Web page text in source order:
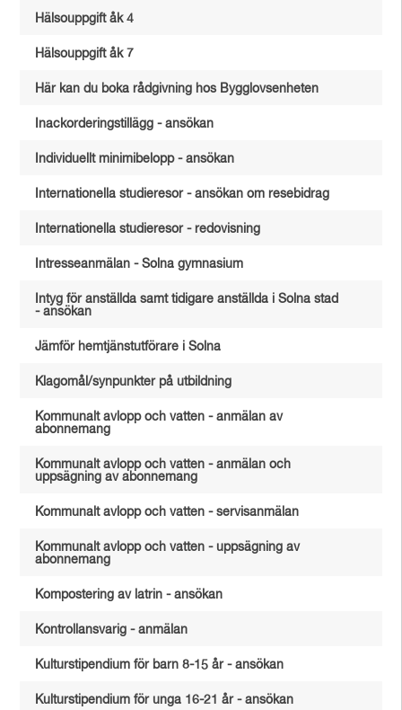
Hälsouppgift åk 4
Hälsouppgift åk 7
Här kan du boka rådgivning hos Bygglovsenheten
Inackorderingstillägg - ansökan
Individuellt minimibelopp - ansökan
Internationella studieresor - ansökan om resebidrag
Internationella studieresor - redovisning
Intresseanmälan - Solna gymnasium
Intyg för anställda samt tidigare anställda i Solna stad
- ansökan
Jämför hemtjänstutförare i Solna
Klagomål/synpunkter på utbildning
Kommunalt avlopp och vatten - anmälan av
abonnemang
Kommunalt avlopp och vatten - anmälan och
uppsägning av abonnemang
Kommunalt avlopp och vatten - servisanmälan
Kommunalt avlopp och vatten - uppsägning av
abonnemang
Kompostering av latrin - ansökan
Kontrollansvarig - anmälan
Kulturstipendium för barn 8-15 år - ansökan
Kulturstipendium för unga 16-21 år - ansökan